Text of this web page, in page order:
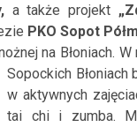
a także projekt
PKO Sopot
na Błoniach.
Sopockich Błoniach
w aktywnych
tai chi i zumba.